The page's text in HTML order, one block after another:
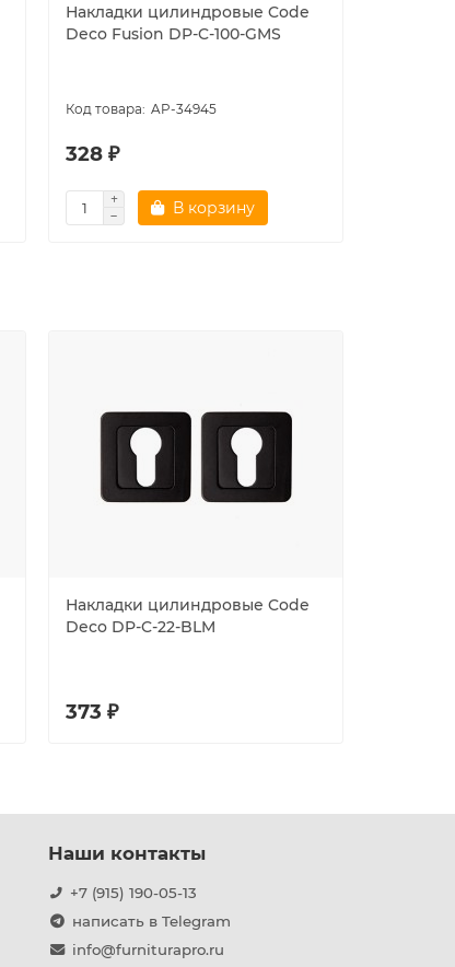
Накладки цилиндровые Code
Deco Fusion DP-C-100-GMS
AP-34945
328 ₽
В корзину
Накладки цилиндровые Code
Deco DP-C-22-BLM
373 ₽
Наши контакты
+7 (915) 190-05-13
написать в Telegram
info@furniturapro.ru